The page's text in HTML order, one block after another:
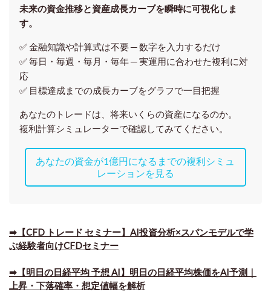
未来の資金推移と資産成長カーブを瞬時に可視化しま
す。
✅ 金融知識や計算式は不要 ─ 数字を入力するだけ
✅ 毎日・毎週・毎月・毎年 ─ 実運用に合わせた複利に対
応
✅ 目標達成までの成長カーブをグラフで一目把握
あなたのトレードは、将来いくらの資産になるのか。
複利計算シミュレーターで確認してみてください。
あなたの資金が1億円になるまでの複利シミュ
レーションを見る
➡【CFD トレード セミナー】AI投資分析×スパンモデルで学
ぶ経験者向けCFDセミナー
➡【明日の日経平均 予想 AI】明日の日経平均株価をAI予測｜
上昇・下落確率・想定値幅を解析